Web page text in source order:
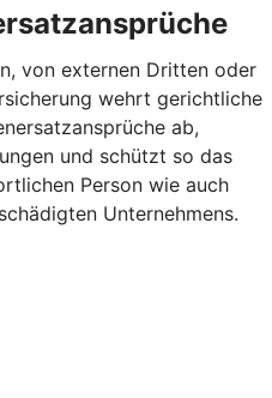
von externen Dritten oder
wehrt gerichtliche
ab,
und schützt so das
Person wie auch
Unternehmens.